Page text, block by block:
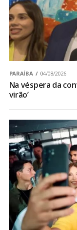
PARAÍBA 04/08/2026
Na véspera da
virão’